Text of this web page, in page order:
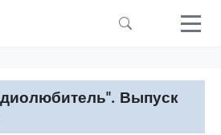
Выпуск